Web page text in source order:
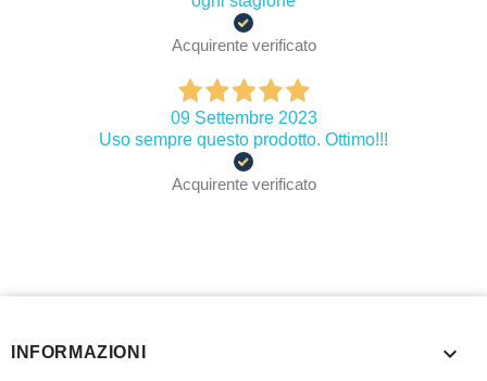
Acquirente verificato
09 Settembre 2023
Uso sempre questo prodotto. Ottimo!!!
Acquirente verificato
INFORMAZIONI 